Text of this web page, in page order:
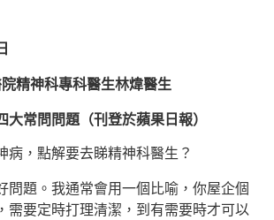
精神科專科醫生林煒醫生
大常問問題（刊登於蘋果日報）
病，點解要去睇精神科醫生？
問題。我通常會用一個比喻，你屋企個
需要定時打理清潔，到有需要時才可以